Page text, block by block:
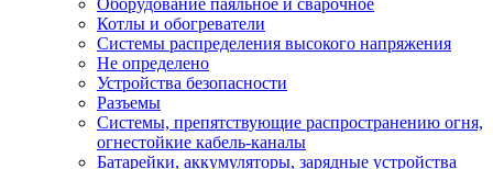
Оборудование паяльное и сварочное
Котлы и обогреватели
Системы распределения высокого напряжения
Не определено
Устройства безопасности
Разъемы
Системы, препятствующие распространению огня,
огнестойкие кабель-каналы
Батарейки, аккумуляторы, зарядные устройства